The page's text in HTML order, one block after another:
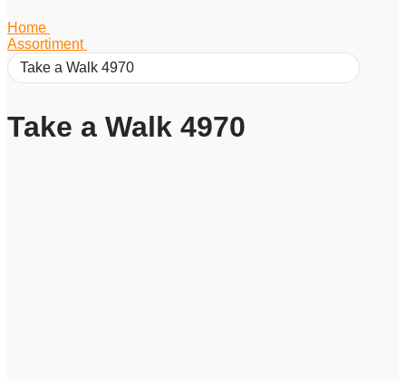
Home
Assortiment
Take a Walk 4970
Take a Walk 4970